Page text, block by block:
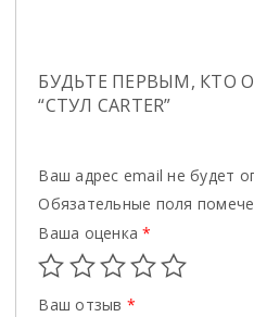
БУДЬТЕ ПЕРВЫМ, КТО
“СТУЛ CARTER”
Ваш адрес email не будет
Обязательные поля
Ваша оценка*
Ваш отзыв *